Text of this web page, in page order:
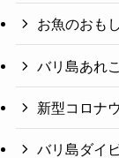
お魚のおも
バリ島あれ
新型コロナ
バリ島ダイ